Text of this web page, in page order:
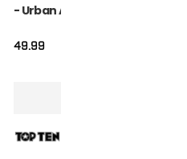
- Urban Arts -
49.99